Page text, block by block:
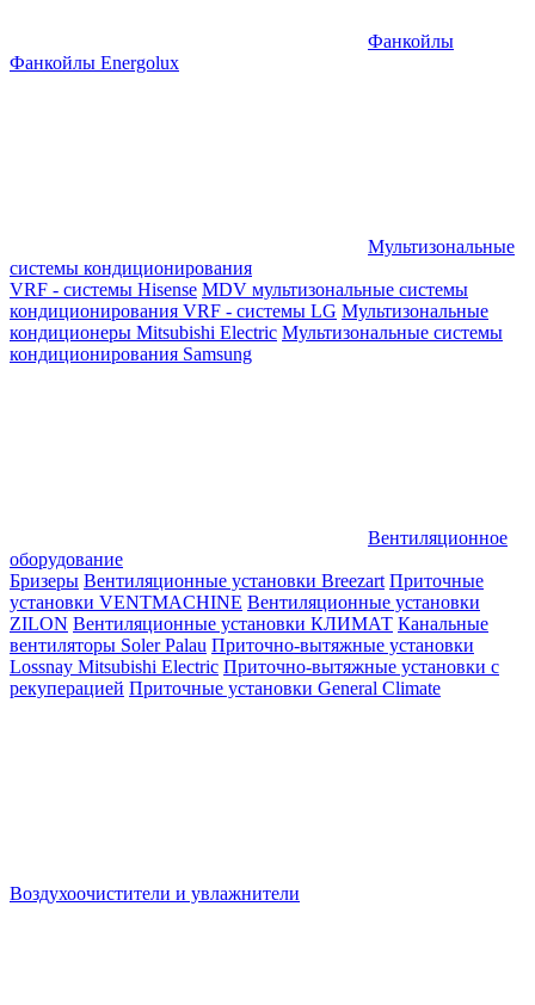
Фанкойлы
Фанкойлы Energolux
Мультизональные
системы кондиционирования
VRF - системы Hisense MDV мультизональные системы
кондиционирования VRF - системы LG Мультизональные
кондиционеры Mitsubishi Electric Мультизональные системы
кондиционирования Samsung
Вентиляционное
оборудование
Бризеры Вентиляционные установки Breezart Приточные
установки VENTMACHINE Вентиляционные установки
ZILON Вентиляционные установки КЛИМАТ Канальные
вентиляторы Soler Palau Приточно-вытяжные установки
Lossnay Mitsubishi Electric Приточно-вытяжные установки с
рекуперацией Приточные установки General Climate
Воздухоочистители и увлажнители